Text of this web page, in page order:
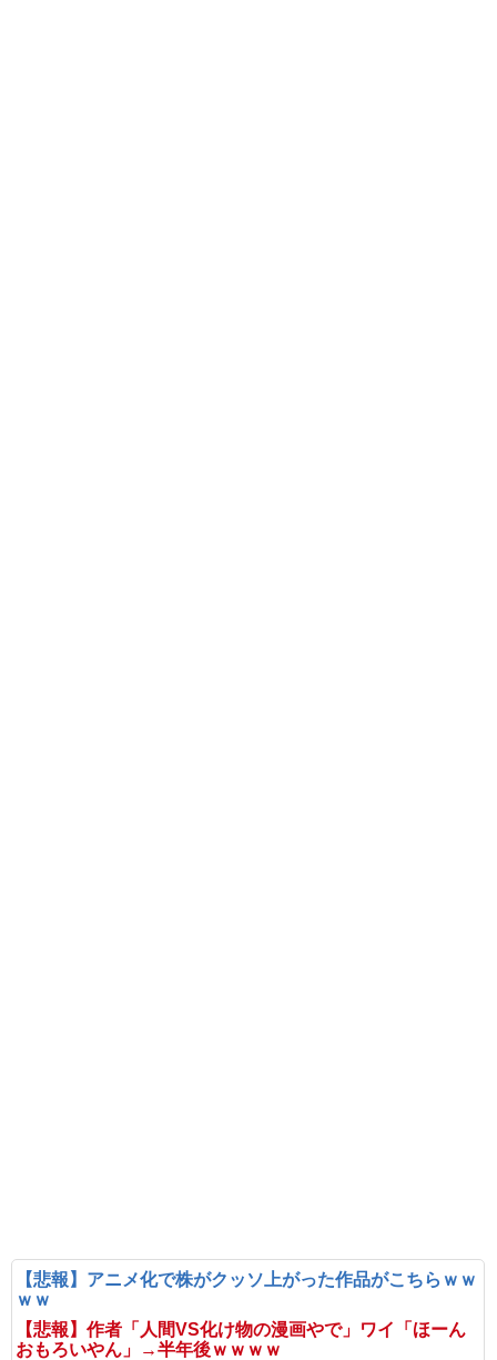
【悲報】アニメ化で株がクッソ上がった作品がこちらｗｗ
ｗｗ
【悲報】作者「人間VS化け物の漫画やで」ワイ「ほーん
おもろいやん」→半年後ｗｗｗｗ